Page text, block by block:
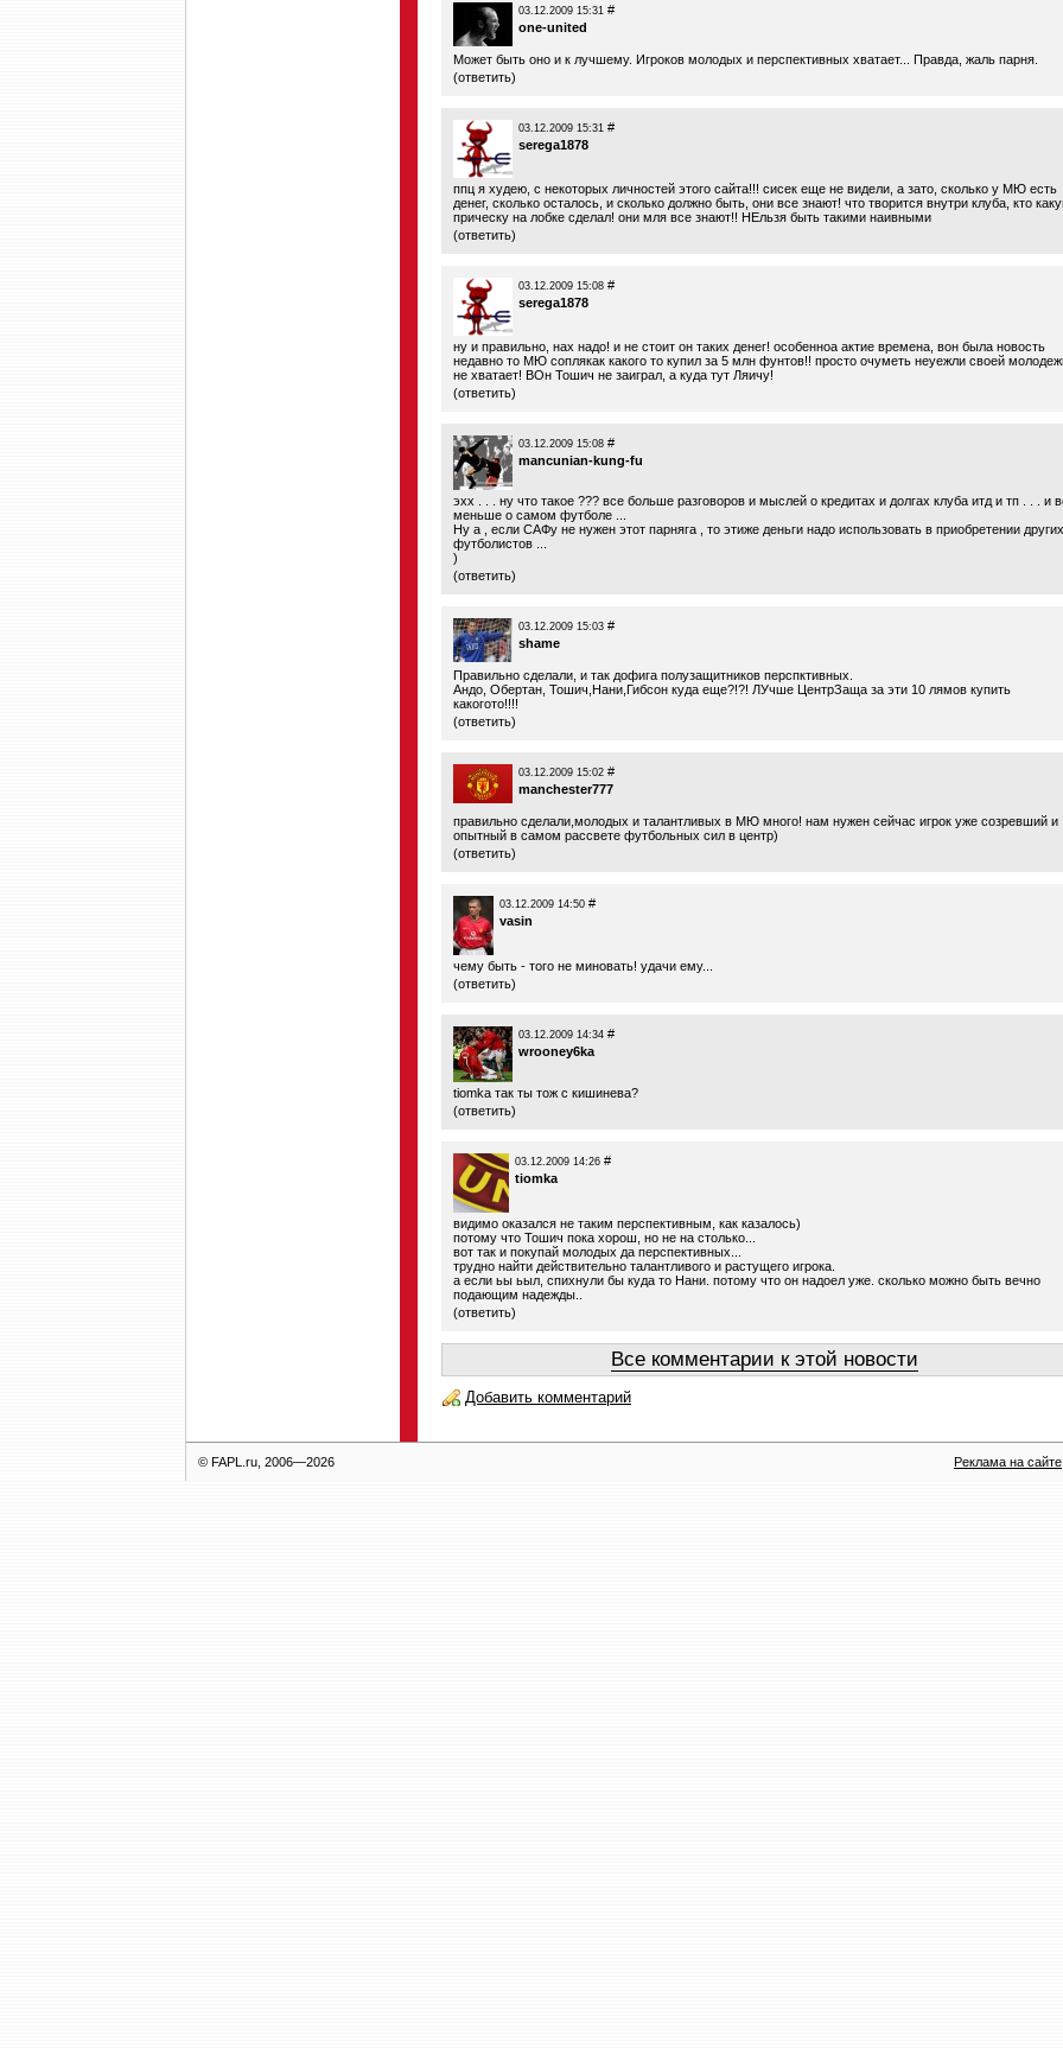
03.12.2009 15:31 #
one-united
Может быть оно и к лучшему. Игроков молодых и перспективных хватает... Правда, жаль парня.
(ответить)
03.12.2009 15:31 #
serega1878
ппц я худею, с некоторых личностей этого сайта!!! сисек еще не видели, а зато, сколько у МЮ есть
денег, сколько осталось, и сколько должно быть, они все знают! что творится внутри клуба, кто
прическу на лобке сделал! они мля все знают!! НЕльзя быть такими наивными
(ответить)
03.12.2009 15:08 #
serega1878
ну и правильно, нах надо! и не стоит он таких денег! особенноа актие времена, вон была новость
недавно то МЮ соплякак какого то купил за 5 млн фунтов!! просто очуметь неуежли своей
не хватает! ВОн Тошич не заиграл, а куда тут Ляичу!
(ответить)
03.12.2009 15:08 #
mancunian-kung-fu
эхх . . . ну что такое ??? все больше разговоров и мыслей о кредитах и долгах клуба итд и тп . . . и
меньше о самом футболе ...
Ну а , если САФу не нужен этот парняга , то этиже деньги надо использовать в приобретении других
футболистов ...
)
(ответить)
03.12.2009 15:03 #
shame
Правильно сделали, и так дофига полузащитников перспктивных.
Андо, Обертан, Тошич,Нани,Гибсон куда еще?!?! ЛУчше ЦентрЗаща за эти 10 лямов купить
какогото!!!!
(ответить)
03.12.2009 15:02 #
manchester777
правильно сделали,молодых и талантливых в МЮ много! нам нужен сейчас игрок уже созревший и
опытный в самом рассвете футбольных сил в центр)
(ответить)
03.12.2009 14:50 #
vasin
чему быть - того не миновать! удачи ему...
(ответить)
03.12.2009 14:34 #
wrooney6ka
tiomka так ты тож с кишинева?
(ответить)
03.12.2009 14:26 #
tiomka
видимо оказался не таким перспективным, как казалось)
потому что Тошич пока хорош, но не на столько...
вот так и покупай молодых да перспективных...
трудно найти действительно талантливого и растущего игрока.
а если ьы ьыл, спихнули бы куда то Нани. потому что он надоел уже. сколько можно быть вечно
подающим надежды..
(ответить)
Все комментарии к этой новости
Добавить комментарий
© FAPL.ru, 2006—2026 Реклама на сайте